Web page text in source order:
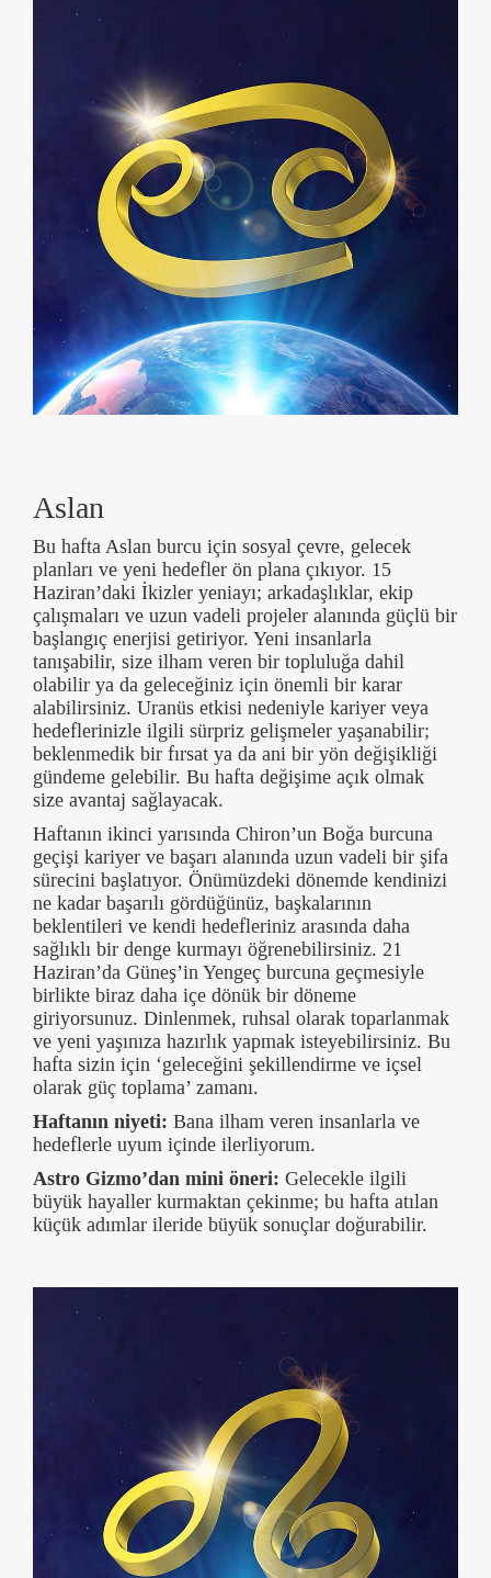
Aslan
Bu hafta Aslan burcu için sosyal çevre, gelecek
planları ve yeni hedefler ön plana çıkıyor. 15
Haziran’daki İkizler yeniayı; arkadaşlıklar, ekip
çalışmaları ve uzun vadeli projeler alanında güçlü bir
başlangıç enerjisi getiriyor. Yeni insanlarla
tanışabilir, size ilham veren bir topluluğa dahil
olabilir ya da geleceğiniz için önemli bir karar
alabilirsiniz. Uranüs etkisi nedeniyle kariyer veya
hedeflerinizle ilgili sürpriz gelişmeler yaşanabilir;
beklenmedik bir fırsat ya da ani bir yön değişikliği
gündeme gelebilir. Bu hafta değişime açık olmak
size avantaj sağlayacak.
Haftanın ikinci yarısında Chiron’un Boğa burcuna
geçişi kariyer ve başarı alanında uzun vadeli bir şifa
sürecini başlatıyor. Önümüzdeki dönemde kendinizi
ne kadar başarılı gördüğünüz, başkalarının
beklentileri ve kendi hedefleriniz arasında daha
sağlıklı bir denge kurmayı öğrenebilirsiniz. 21
Haziran’da Güneş’in Yengeç burcuna geçmesiyle
birlikte biraz daha içe dönük bir döneme
giriyorsunuz. Dinlenmek, ruhsal olarak toparlanmak
ve yeni yaşınıza hazırlık yapmak isteyebilirsiniz. Bu
hafta sizin için ‘geleceğini şekillendirme ve içsel
olarak güç toplama’ zamanı.
Haftanın niyeti: Bana ilham veren insanlarla ve
hedeflerle uyum içinde ilerliyorum.
Astro Gizmo’dan mini öneri: Gelecekle ilgili
büyük hayaller kurmaktan çekinme; bu hafta atılan
küçük adımlar ileride büyük sonuçlar doğurabilir.